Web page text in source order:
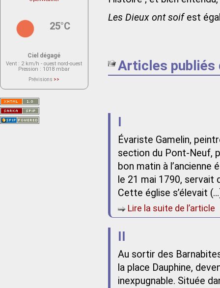
Les Dieux ont soifest
Articles publiés
I
Évariste Gamelin,
section du Pont-Neuf,
bon matin à l’ancienne
le 21 mai 1790, servait
Cette église s’élevait
Lire la suite de l’article
II
Au sortir des
la place Dauphine,
inexpugnable. Située
25°C
Ciel dégagé
Vent : 2 km/h - ouest nord-ouest
Pression : 1018 mbar
Prévisions >>
actuellement aucune prévision
Saint-Nom.
Veuillez consulter le message du
service ci-dessous.
(401 - Invalid API key. Please see
https://openweathermap.org/faq#error401